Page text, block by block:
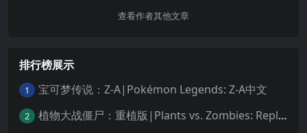
查看作者其他文章
排行榜展示
1 宝可梦传说：Z-A|Pokémon Legends: Z-A中文
2 植物大战僵尸：重植版|Plants vs. Zombies: Replanted中文